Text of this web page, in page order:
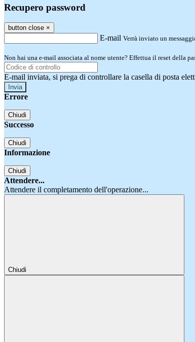
Recupero password
button close ×
E-mail Verrà inviato un
Non hai una e-mail associata al nome utente? Effettua il reset della
E-mail inviata, si prega di controllare la casella di posta
Errore
Chiudi
Successo
Chiudi
Informazione
Chiudi
Attendere...
Attendere il completamento dell'operazione...
Chiudi